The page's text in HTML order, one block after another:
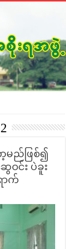
မည်ဖြစ်၍
ဝင်း ပဲခူး
ာက်